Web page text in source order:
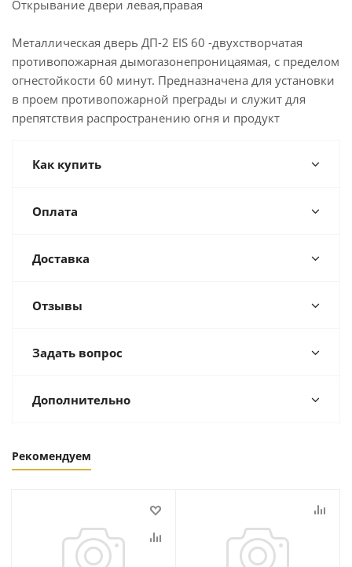
Открывание двери левая,правая
Металлическая дверь ДП-2 EIS 60 -двухстворчатая
противопожарная дымогазонепроницаямая, с пределом
огнестойкости 60 минут. Предназначена для установки
в проем противопожарной преграды и служит для
препятствия распространению огня и продукт
Как купить
Оплата
Доставка
Отзывы
Задать вопрос
Дополнительно
Рекомендуем